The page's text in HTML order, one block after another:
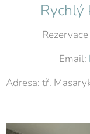
Rychlý
Email:
Adresa: tř.